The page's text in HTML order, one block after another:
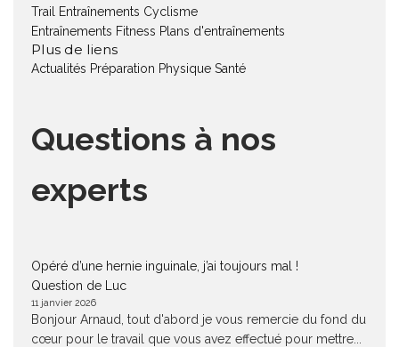
Trail
Entraînements Cyclisme
Entraînements Fitness Plans d'entraînements
Plus de liens
Actualités Préparation Physique Santé
Questions à nos
experts
Opéré d’une hernie inguinale, j’ai toujours mal !
Question de Luc
11 janvier 2026
Bonjour Arnaud, tout d'abord je vous remercie du fond du
cœur pour le travail que vous avez effectué pour mettre...